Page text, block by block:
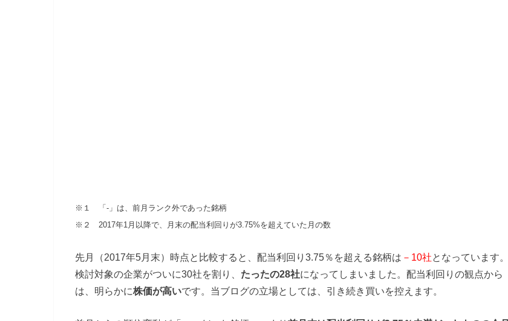
※１ 「-」は、前月ランク外であった銘柄
※２ 2017年1月以降で、月末の配当利回りが3.75%を超えていた月の数
先月（2017年5月末）時点と比較すると、配当利回り3.75％を超える銘柄は －10社となっています。
検討対象の企業がついに30社を割り、 たったの28社になってしまいました。配当利回りの観点から
は、明らかに株価が高いです。当ブログの立場としては、引き続き買いを控えます。